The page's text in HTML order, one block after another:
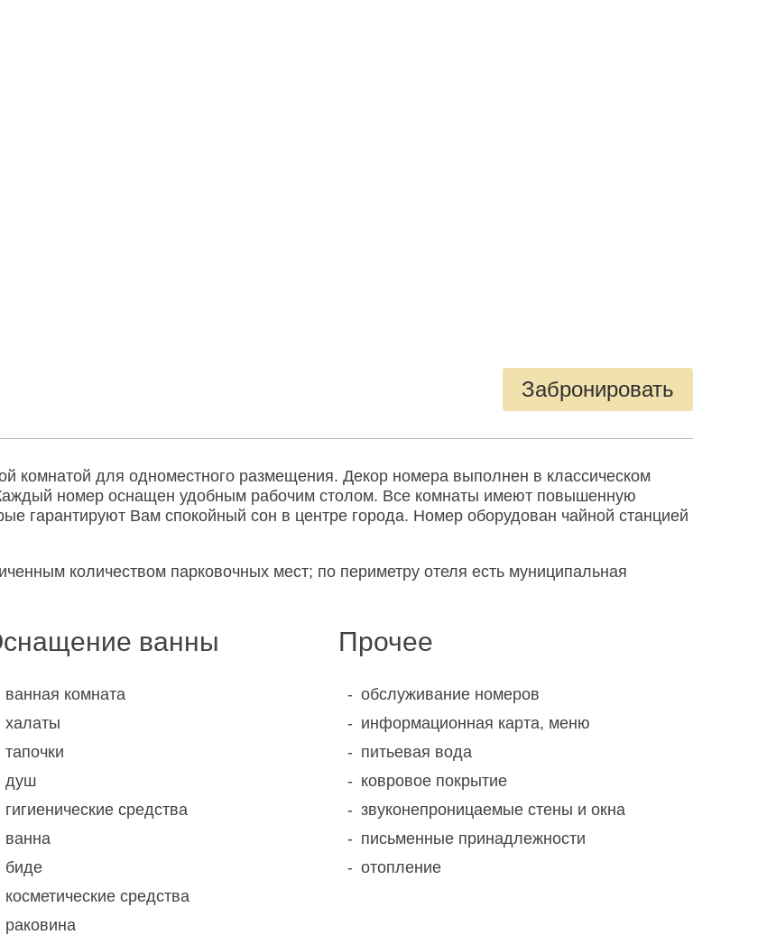
Забронировать
комнатой для одноместного размещения. Декор номера выполнен в классическом
номер оснащен удобным рабочим столом. Все комнаты имеют повышенную
гарантируют Вам спокойный сон в центре города. Номер оборудован чайной станцией
количеством парковочных мест; по периметру отеля есть муниципальная
ванны
ванная комната
халаты
тапочки
душ
гигиенические средства
ванна
биде
косметические средства
раковина
Прочее
обслуживание номеров
информационная карта, меню
питьевая вода
ковровое покрытие
звуконепроницаемые стены и окна
письменные принадлежности
отопление